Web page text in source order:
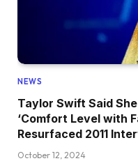
NEWS
Taylor Swift Said
‘Comfort Level with
Resurfaced 2011
October 12, 2024